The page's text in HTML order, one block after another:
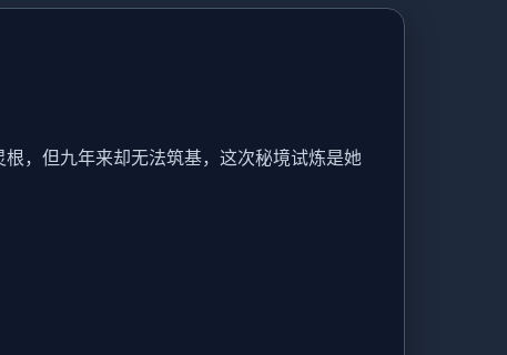
，但九年来却无法筑基，这次秘境试炼是她